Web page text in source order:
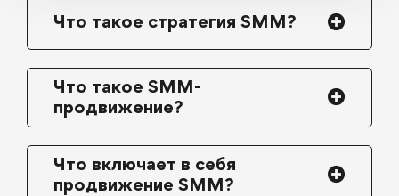
Что такое стратегия SMM?
Что такое SMM-
продвижение?
Что включает в себя
продвижение SMM?